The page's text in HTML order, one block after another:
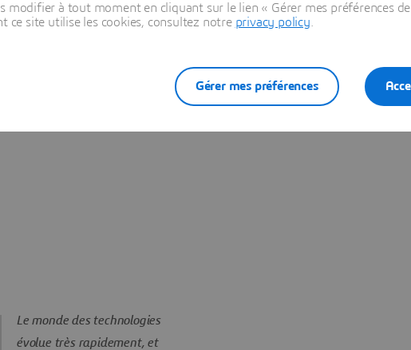
leur carrière.
Vice-présidente et Directrice de la
Diversité, de l’Équité et de
Le monde des technologies
évolue très rapidement, et
modifier à tout moment en cliquant sur le lien « Gérer mes préférences
ce site utilise les cookies, consultez notre privacy policy
Gérer mes préférences